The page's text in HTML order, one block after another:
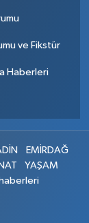
ve Fikstür
Haberleri
EMİRDAĞ
YAŞAM